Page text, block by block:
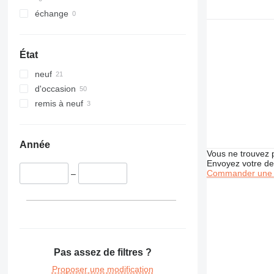
326
340
345
349
374
375
426
428
échange
État
neuf
d'occasion
remis à neuf
Année
–
Pas assez de filtres ?
Proposer une modification
Vous ne trouvez
Envoyez votre
Commander